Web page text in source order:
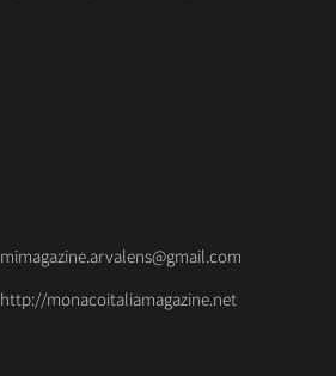
mimagazine.arvalens@gmail.com
http://monacoitaliamagazine.net